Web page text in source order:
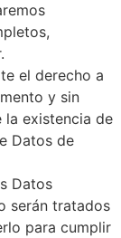
el derecho a
y sin
la existencia de
Datos de
Datos
serán tratados
para cumplir